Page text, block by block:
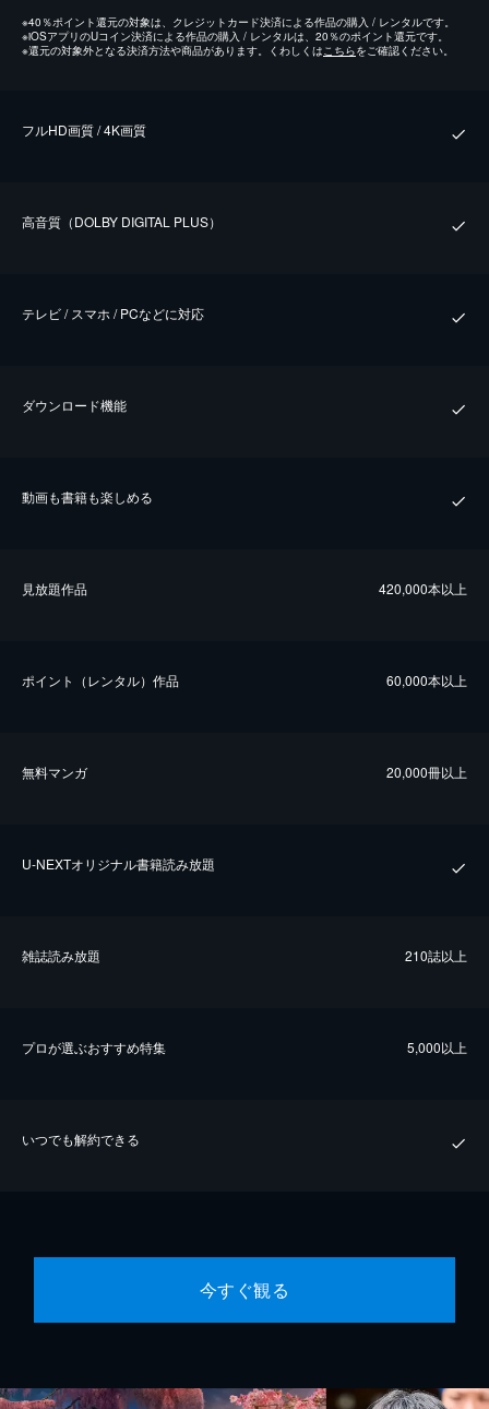
※40％ポイント還元の対象は、クレジットカード決済による作品の購入 / レンタルです。
※iOSアプリのUコイン決済による作品の購入 / レンタルは、20％のポイント還元です。
※還元の対象外となる決済方法や商品があります。くわしくは こちらをご確認ください。
フルHD画質 / 4K画質
⾼⾳質（DOLBY DIGITAL PLUS）
テレビ / スマホ / PCなどに対応
ダウンロード機能
動画も書籍も楽しめる
⾒放題作品 420,000本以上
ポイント（レンタル）作品 60,000本以上
無料マンガ 20,000冊以上
U-NEXTオリジナル書籍読み放題
雑誌読み放題 210誌以上
プロが選ぶおすすめ特集 5,000以上
いつでも解約できる
今すぐ観る